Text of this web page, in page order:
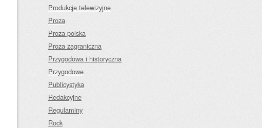
Produkcje telewizyjne
Proza
Proza polska
Proza zagraniczna
Przygodowa i historyczna
Przygodowe
Publicystyka
Redakcyjne
Regulaminy
Rock